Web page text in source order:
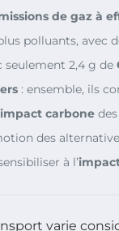
de gaz à
polluants, avec
seulement 2,4 g de
: ensemble, ils
impact carbone
des
à l’
varie